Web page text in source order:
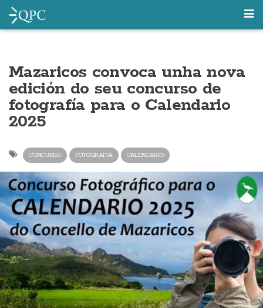
Mazaricos convoca unha nova
edición do seu concurso de
fotografía para o Calendario
2025
CONCURSO FOTOGRAFIA CALENDARIO